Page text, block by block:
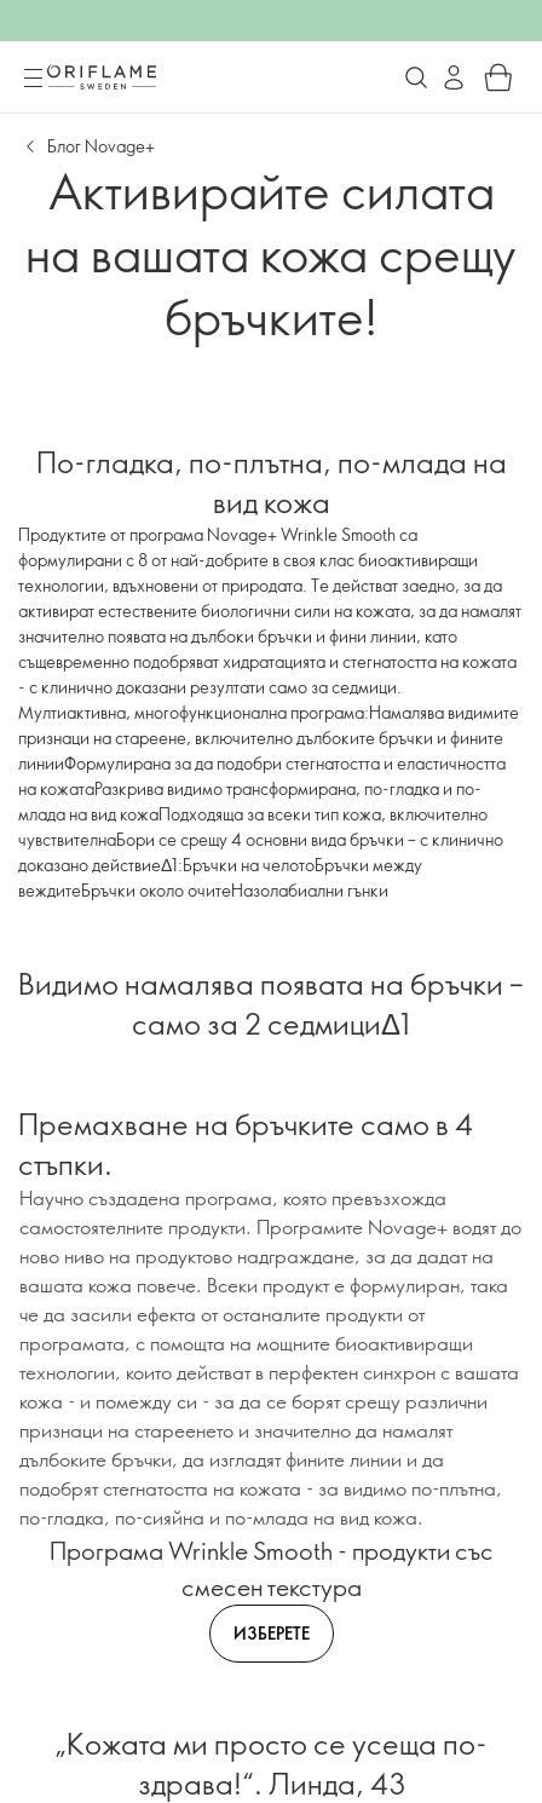
Блог Novage+
Активирайте силата
на вашата кожа срещу
бръчките!
По-гладка, по-плътна, по-млада на
вид кожа
Продуктите от програма Novage+ Wrinkle Smooth са
формулирани с 8 от най-добрите в своя клас биоактивиращи
технологии, вдъхновени от природата. Те действат заедно, за да
активират естествените биологични сили на кожата, за да намалят
значително появата на дълбоки бръчки и фини линии, като
същевременно подобряват хидратацията и стегнатостта на кожата
- с клинично доказани резултати само за седмици.
Мултиактивна, многофункционална програма:Намалява видимите
признаци на стареене, включително дълбоките бръчки и фините
линииФормулирана за да подобри стегнатостта и еластичността
на кожатаРазкрива видимо трансформирана, по-гладка и по-
млада на вид кожаПодходяща за всеки тип кожа, включително
чувствителнаБори се срещу 4 основни вида бръчки – с клинично
доказано действиеΔ1:Бръчки на челотоБръчки между
веждитеБръчки около очитеНазолабиални гънки
Видимо намалява появата на бръчки –
само за 2 седмициΔ1
Премахване на бръчките само в 4
стъпки.
Научно създадена програма, която превъзхожда
самостоятелните продукти. Програмите Novage+ водят до
ново ниво на продуктово надграждане, за да дадат на
вашата кожа повече. Всеки продукт е формулиран, така
че да засили ефекта от останалите продукти от
програмата, с помощта на мощните биоактивиращи
технологии, които действат в перфектен синхрон с вашата
кожа - и помежду си - за да се борят срещу различни
признаци на стареенето и значително да намалят
дълбоките бръчки, да изгладят фините линии и да
подобрят стегнатостта на кожата - за видимо по-плътна,
по-гладка, по-сияйна и по-млада на вид кожа.
Програма Wrinkle Smooth - продукти със
смесен текстура
ИЗБЕРЕТЕ
„Кожата ми просто се усеща по-
здрава!“. Линда, 43